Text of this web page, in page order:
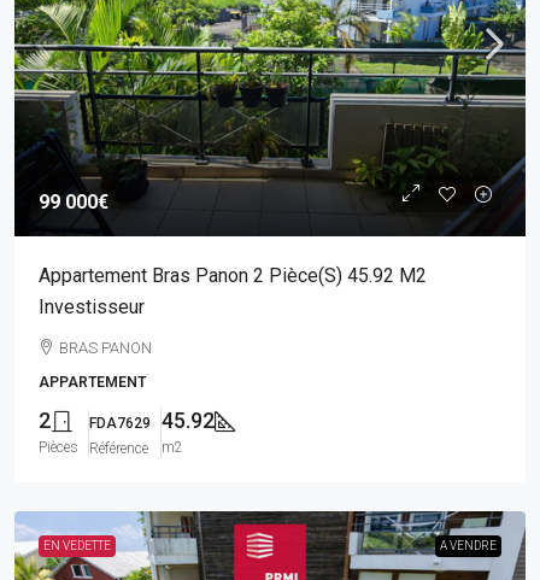
99 000€
Appartement Bras Panon 2 Pièce(s) 45.92 M2
Investisseur
BRAS PANON
APPARTEMENT
2
Pièces
FDA7629
Référence
45.92
m2
EN VEDETTE A VENDRE